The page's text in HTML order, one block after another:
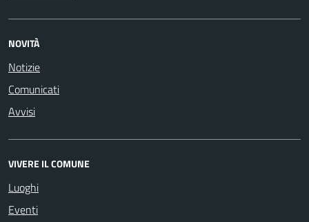
NOVITÀ
Notizie
Comunicati
Avvisi
VIVERE IL COMUNE
Luoghi
Eventi